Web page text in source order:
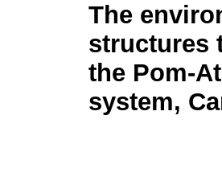
The
structures
the Pom-
system,